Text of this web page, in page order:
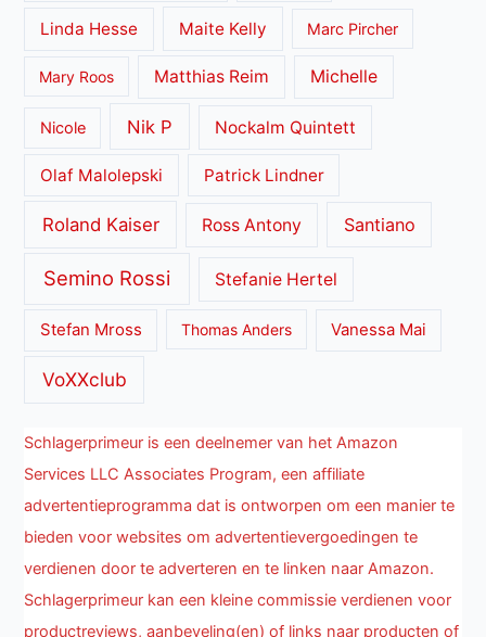
Linda Hesse Maite Kelly Marc Pircher
Mary Roos Matthias Reim Michelle
Nicole Nik P Nockalm Quintett
Olaf Malolepski Patrick Lindner
Roland Kaiser Ross Antony Santiano
Semino Rossi Stefanie Hertel
Stefan Mross Thomas Anders Vanessa Mai
VoXXclub
Schlagerprimeur is een deelnemer van het Amazon
Services LLC Associates Program, een affiliate
advertentieprogramma dat is ontworpen om een manier te
bieden voor websites om advertentievergoedingen te
verdienen door te adverteren en te linken naar Amazon.
Schlagerprimeur kan een kleine commissie verdienen voor
productreviews, aanbeveling(en) of links naar producten of